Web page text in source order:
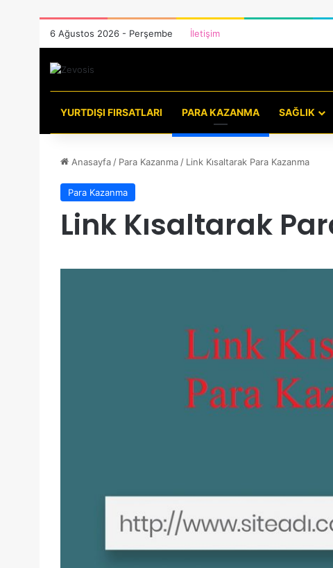
6 Ağustos 2026 - Perşembe İletişim
YURTDIŞI FIRSATLARI PARA KAZANMA SAĞLIK
Anasayfa / Para Kazanma / Link Kısaltarak Para Kazanma
Para Kazanma
Link Kısaltarak